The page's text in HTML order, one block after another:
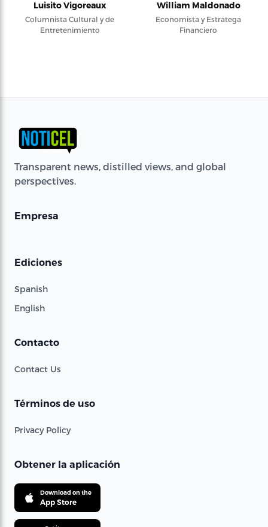
Luisito Vigoreaux
Columnista Cultural y de
Entretenimiento
William Maldonado
Economista y Estratega
Financiero
Transparent news, distilled views, and global
perspectives.
Empresa
Ediciones
Spanish
English
Contacto
Contact Us
Términos de uso
Privacy Policy
Obtener la aplicación
Download on the
App Store